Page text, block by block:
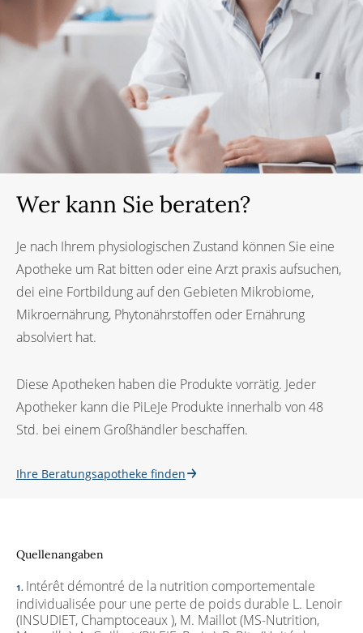
Wer kann Sie beraten?
Je nach Ihrem physiologischen Zustand können Sie eine
Apotheke um Rat bitten oder eine Arzt praxis aufsuchen,
dei eine Fortbildung auf den Gebieten Mikrobiome,
Mikroernährung, Phytonährstoffen oder Ernährung
absolviert hat.
Diese Apotheken haben die Produkte vorrätig. Jeder
Apotheker kann die PiLeJe Produkte innerhalb von 48
Std. bei einem Großhändler beschaffen.
Ihre Beratungsapotheke finden
Quellenangaben
Intérêt démontré de la nutrition comportementale
individualisée pour une perte de poids durable L. Lenoir
(INSUDIET, Champtoceaux ), M. Maillot (MS-Nutrition,